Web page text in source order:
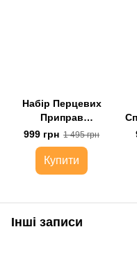
Набір Перцевих
Приправ
NeedSpice™
999 грн 1 495 грн
Купити
Інші записи